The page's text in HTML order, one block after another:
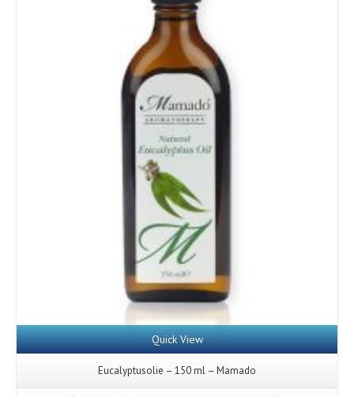
Details
Quick View
Eucalyptusolie – 150 ml – Mamado